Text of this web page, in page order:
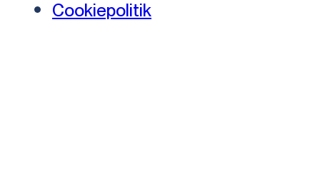
Cookiepolitik